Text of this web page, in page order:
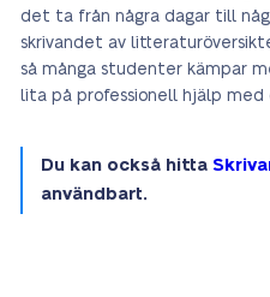
det ta från några dagar till
skrivandet av
så många studenter kämpar
lita på professionell hjälp med
Du kan också hitta
användbart.